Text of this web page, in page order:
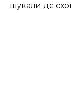
шукали де